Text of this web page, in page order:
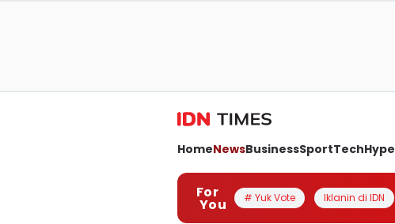
HomeNewsBusinessSportTechHype
For
You # Yuk Vote Iklanin di IDN